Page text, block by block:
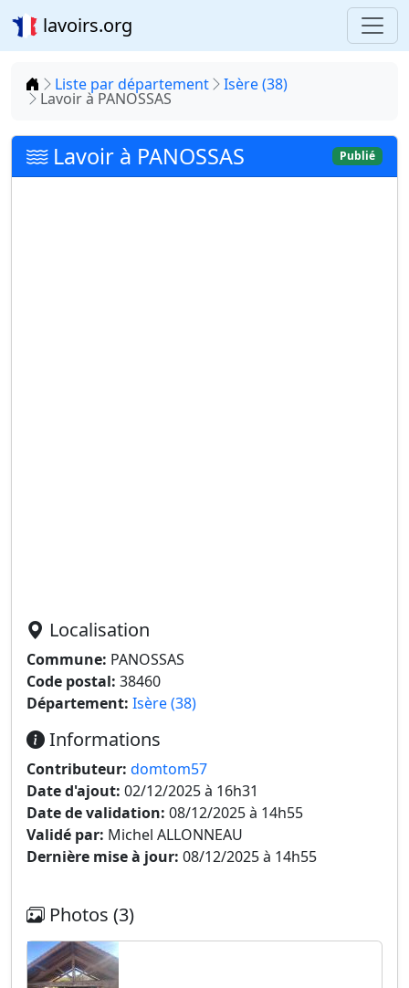
lavoirs.org
Accueil
Liste par département Isère (38)
Lavoir à PANOSSAS
Lavoir à PANOSSAS Publié
Localisation
Commune: PANOSSAS
Code postal: 38460
Département: Isère (38)
Informations
Contributeur: domtom57
Date d'ajout: 02/12/2025 à 16h31
Date de validation: 08/12/2025 à 14h55
Validé par: Michel ALLONNEAU
Dernière mise à jour: 08/12/2025 à 14h55
Photos (3)